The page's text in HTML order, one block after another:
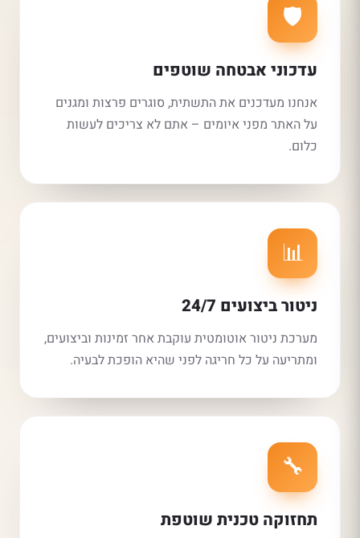
🛡️
עדכוני אבטחה שוטפים
אנחנו מעדכנים את התשתית, סוגרים פרצות ומגנים
על האתר מפני איומים – אתם לא צריכים לעשות
כלום.
📊
ניטור ביצועים 24/7
מערכת ניטור אוטומטית עוקבת אחר זמינות וביצועים,
ומתריעה על כל חריגה לפני שהיא הופכת לבעיה.
🔧
תחזוקה טכנית שוטפת